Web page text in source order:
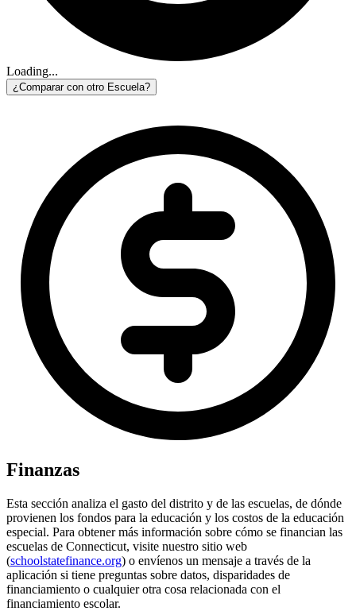
Loading...
¿Comparar con otro Escuela?
Finanzas
Esta sección analiza el gasto del distrito y de las escuelas, de dónde
provienen los fondos para la educación y los costos de la educación
especial. Para obtener más información sobre cómo se financian las
escuelas de Connecticut, visite nuestro sitio web
(schoolstatefinance.org) o envíenos un mensaje a través de la
aplicación si tiene preguntas sobre datos, disparidades de
financiamiento o cualquier otra cosa relacionada con el
financiamiento escolar.